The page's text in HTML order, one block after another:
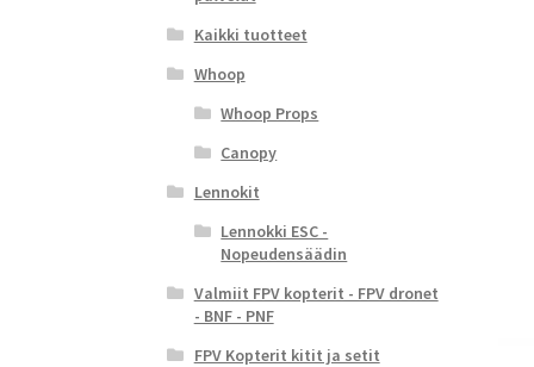
Kaikki tuotteet
Whoop
Whoop Props
Canopy
Lennokit
Lennokki ESC -
Nopeudensäädin
Valmiit FPV kopterit - FPV dronet
- BNF - PNF
FPV Kopterit kitit ja setit